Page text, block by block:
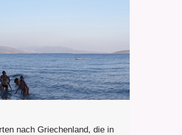
nach Griechenland, die in